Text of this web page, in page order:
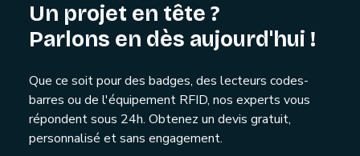
Un projet en tête ?
Parlons en dès aujourd'hui !
Que ce soit pour des badges, des lecteurs codes-
barres ou de l'équipement RFID, nos experts vous
répondent sous 24h. Obtenez un devis gratuit,
personnalisé et sans engagement.